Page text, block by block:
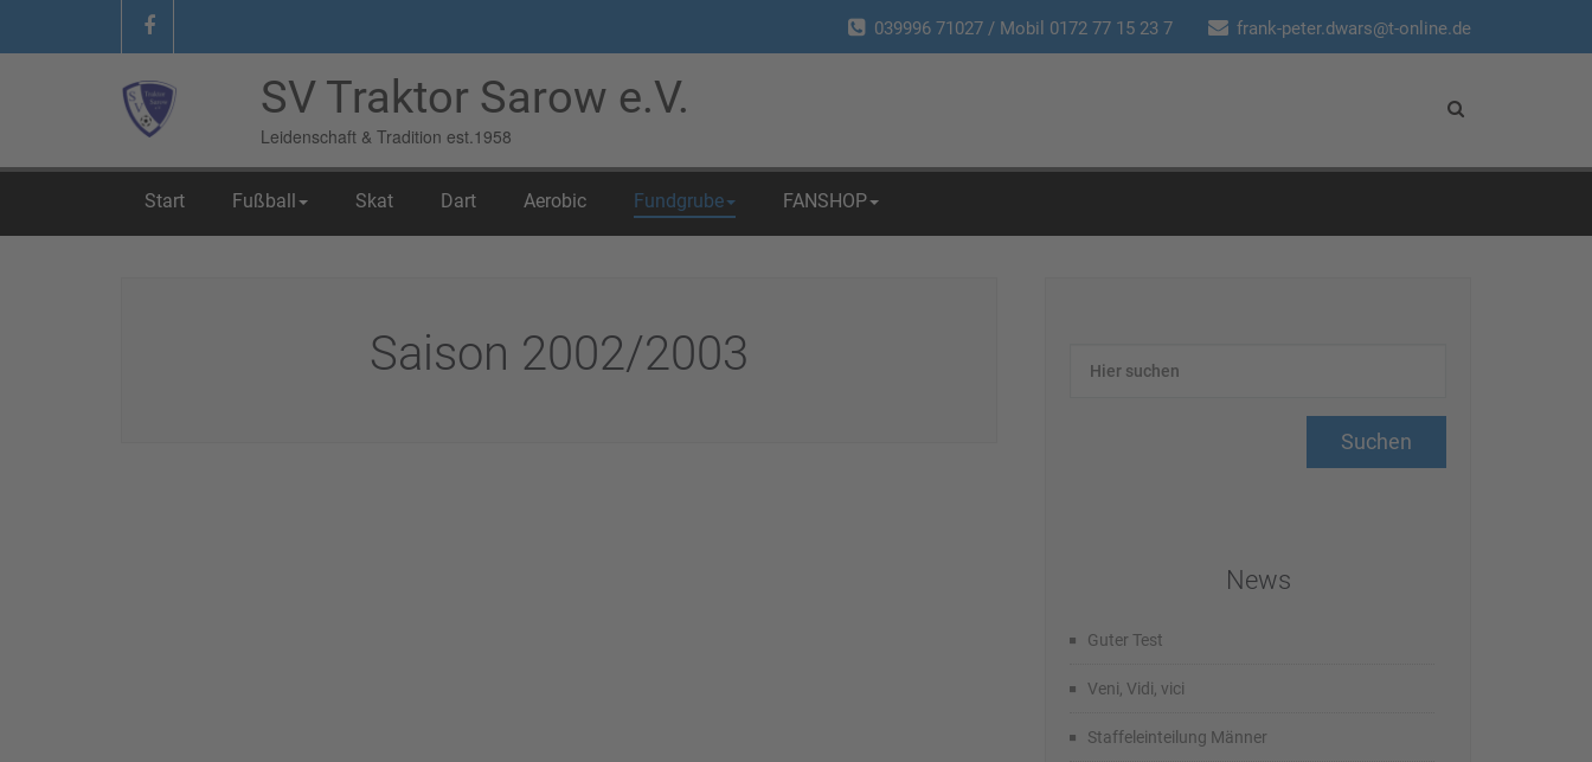
039996 71027 / Mobil 0172 77 15 23 7 frank-peter.dwars@t-online.de
SV Traktor Sarow e.V.
Leidenschaft & Tradition est.1958
Start Fußball Skat Dart Aerobic Fundgrube FANSHOP
Home/ 06 Fundgrube/ Saison 2002/2003
Saison 2002/2003
News
Guter Test
Veni, Vidi, vici
Staffeleinteilung Männer